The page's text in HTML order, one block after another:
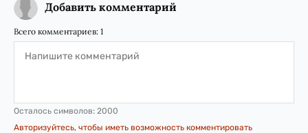
Добавить комментарий
Всего комментариев: 1
Осталось символов: 2000
Авторизуйтесь, чтобы иметь возможность комментировать